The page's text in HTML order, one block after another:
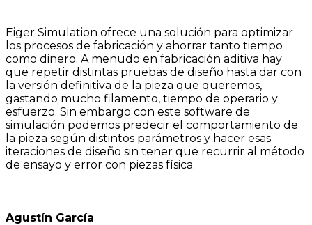
Eiger Simulation ofrece una solución para optimizar
los procesos de fabricación y ahorrar tanto tiempo
como dinero. A menudo en fabricación aditiva hay
que repetir distintas pruebas de diseño hasta dar con
la versión definitiva de la pieza que queremos,
gastando mucho filamento, tiempo de operario y
esfuerzo. Sin embargo con este software de
simulación podemos predecir el comportamiento de
la pieza según distintos parámetros y hacer esas
iteraciones de diseño sin tener que recurrir al método
de ensayo y error con piezas física.
Agustín García